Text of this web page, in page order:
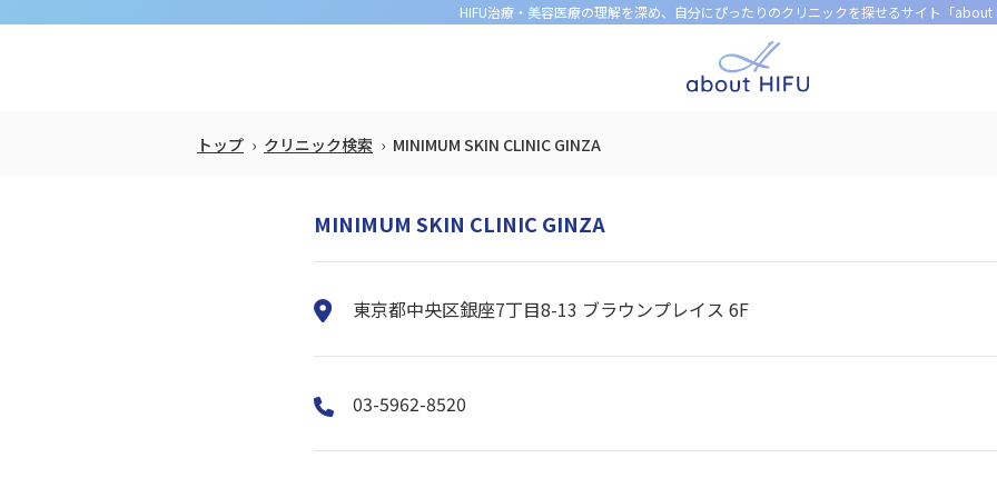
HIFU治療・美容医療の理解を深め、 自分にぴったりのクリニックを探せるサイト「about
トップ クリニック検索 MINIMUM SKIN CLINIC GINZA
MINIMUM SKIN CLINIC GINZA
東京都中央区銀座7丁目8-13 ブラウンプレイス 6F
03-5962-8520